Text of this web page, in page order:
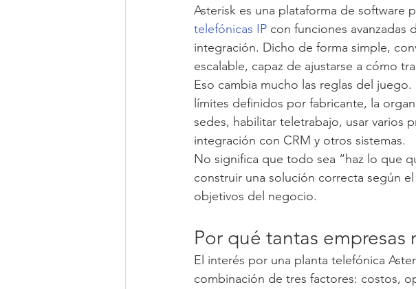
Asterisk es una plataforma de software
telefónicas IP con funciones
integración. Dicho de forma simple,
escalable, capaz de ajustarse a cómo
Eso cambia mucho las reglas del
límites definidos por fabricante, la
sedes, habilitar teletrabajo, usar varios
integración con CRM y otros sistemas.
No significa que todo sea “haz lo que
construir una solución correcta según
objetivos del negocio.
Por qué tantas empresas
El interés por una planta telefónica
combinación de tres factores: costos,